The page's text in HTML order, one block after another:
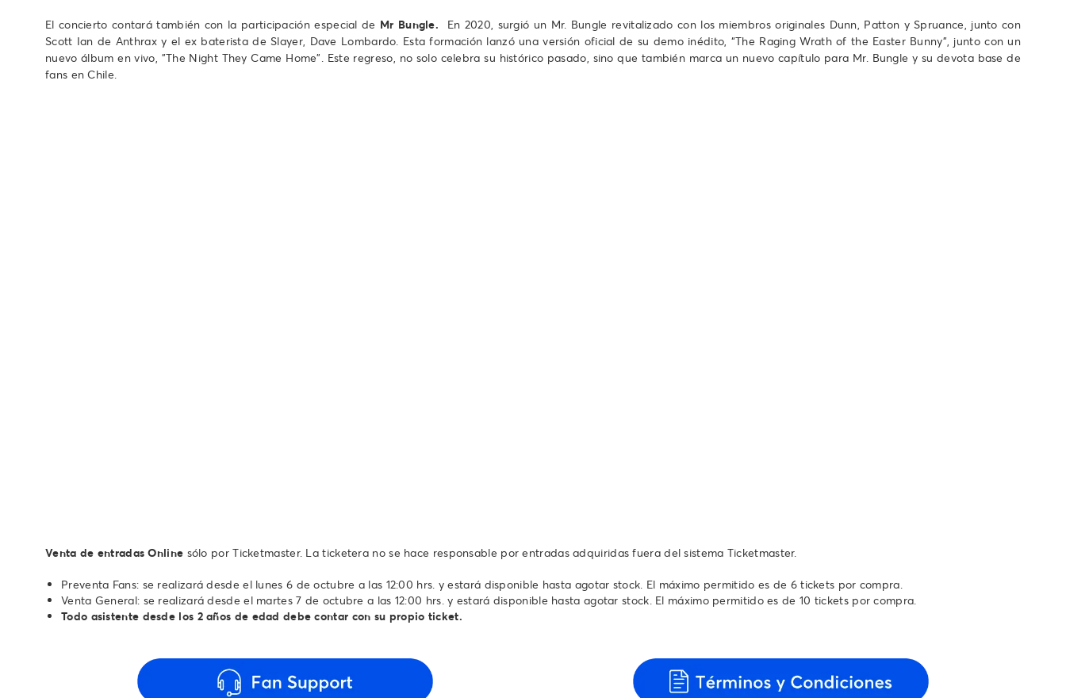
El concierto contará también con la participación especial de Mr Bungle. En 2020, surgió un Mr. Bungle revitalizado con los miembros originales Dunn, Patton y Spruance, junto con
Scott Ian de Anthrax y el ex baterista de Slayer, Dave Lombardo. Esta formación lanzó una versión oficial de su demo inédito, “The Raging Wrath of the Easter Bunny”, junto con un
nuevo álbum en vivo, "The Night They Came Home". Este regreso, no solo celebra su histórico pasado, sino que también marca un nuevo capítulo para Mr. Bungle y su devota base de
fans en Chile.
Venta de entradas Online sólo por Ticketmaster. La ticketera no se hace responsable por entradas adquiridas fuera del sistema Ticketmaster.
Preventa Fans: se realizará desde el lunes 6 de octubre a las 12:00 hrs. y estará disponible hasta agotar stock. El máximo permitido es de 6 tickets por compra.
Venta General: se realizará desde el martes 7 de octubre a las 12:00 hrs. y estará disponible hasta agotar stock. El máximo permitido es de 10 tickets por compra.
Todo asistente desde los 2 años de edad debe contar con su propio ticket.